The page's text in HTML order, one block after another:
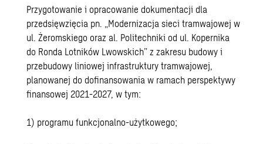
Przygotowanie i opracowanie dokumentacji dla
przedsięwzięcia pn. „Modernizacja sieci tramwajowej w
ul. Żeromskiego oraz al. Politechniki od ul. Kopernika
do Ronda Lotników Lwowskich” z zakresu budowy i
przebudowy liniowej infrastruktury tramwajowej,
planowanej do dofinansowania w ramach perspektywy
finansowej 2021-2027, w tym:
1) programu funkcjonalno-użytkowego;